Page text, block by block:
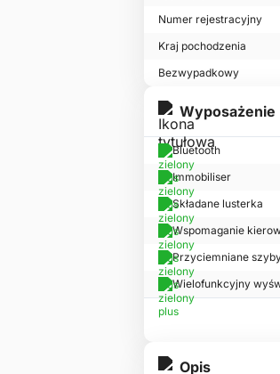
Numer rejestracyjny
Kraj pochodzenia
Bezwypadkowy
Wyposażenie
Bluetooth
Immobiliser
Składane lusterka
Wspomaganie
Przyciemniane
Wielofunkcyjny
Opis